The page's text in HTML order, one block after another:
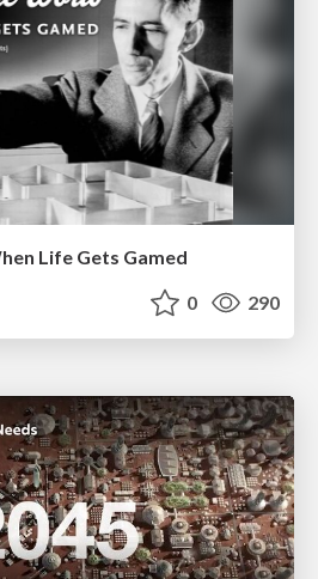
Life Gets Gamed
0 290